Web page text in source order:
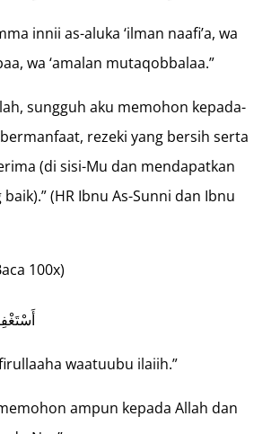
innii as-aluka ‘ilman naafi’a, wa
wa ‘amalan mutaqobbalaa.”
sungguh aku memohon kepada-
rezeki yang bersih serta
(di sisi-Mu dan mendapatkan
(HR Ibnu As-Sunni dan Ibnu
100x)
waatuubu ilaiih.”
ampun kepada Allah dan